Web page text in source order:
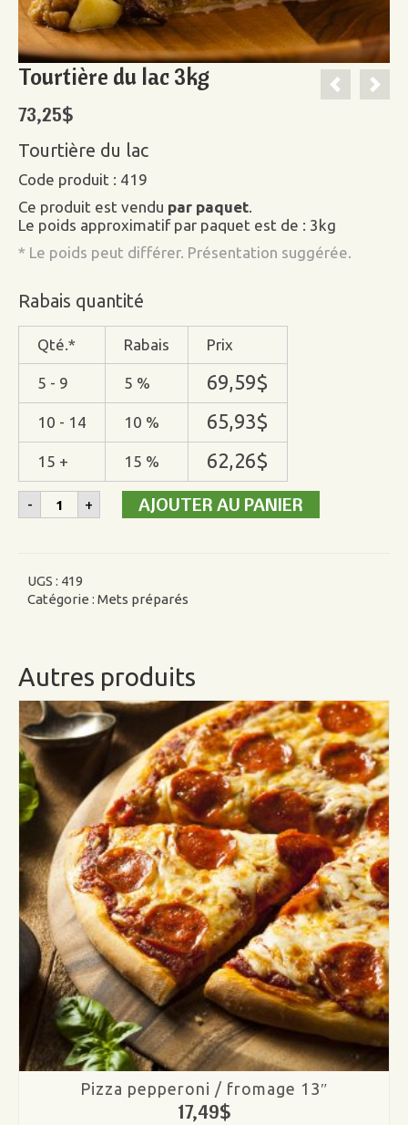
Tourtière du lac 3kg
73,25$
Tourtière du lac
Code produit : 419
Ce produit est vendu par paquet.
Le poids approximatif par paquet est de : 3kg
* Le poids peut différer. Présentation suggérée.
Rabais quantité
Qté.* Rabais Prix
5 - 9 5 % 69,59$
10 - 14 10 % 65,93$
15 + 15 % 62,26$
- quantité
de
3kg
+ AJOUTER AU PANIER
UGS : 419
Catégorie : Mets préparés
Autres produits
Pizza pepperoni / fromage 13″
17,49$